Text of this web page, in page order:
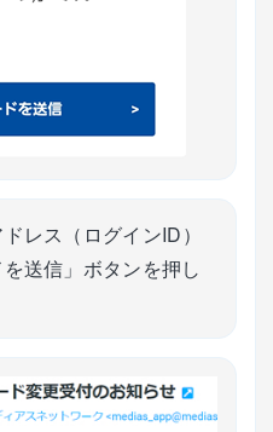
レス（ログインID）
送信」ボタンを押し